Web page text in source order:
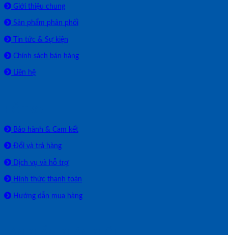
Giới thiệu chung
Sản phẩm phân phối
Tin tức & Sự kiện
Chính sách bán hàng
Liên hệ
Bảo hành & Cam kết
Đổi và trả hàng
Dịch vụ và hỗ trợ
Hình thức thanh toán
Hướng dẫn mua hàng